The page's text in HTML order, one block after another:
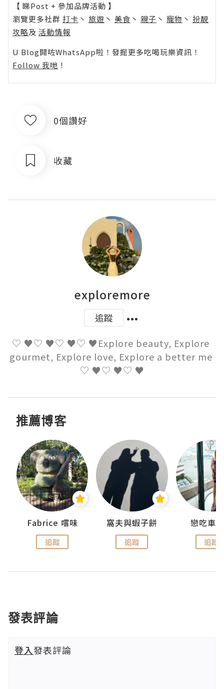
【 睇Post + 參加品牌活動 】
瀏覽更多社群 打卡 丶 旅遊 丶 美食 丶 親子 丶 寵物 丶 扮靚
攻略及 活動情報
U Blog開咗WhatsApp啦！發掘更多吃喝玩樂資訊！
Follow 我哋 ！
0個讚好
收藏
exploremore
追蹤
♡ ♥♡ ♥♡ ♥♡ ♥Explore beauty, Explore
gourmet, Explore love, Explore a better me
♡ ♥♡ ♥♡ ♥
推薦博客
Fabrice 嚐味
追蹤
窩夫與蝦子餅
追蹤
戀吃車
追蹤
發表評論
登入發表評論